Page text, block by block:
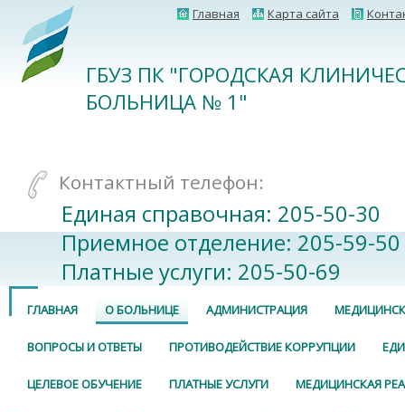
Главная Карта сайта
ГБУЗ ПК "ГОРОДСКАЯ
БОЛЬНИЦА № 1"
Контактный телефон:
Единая справочная: 205-50-30
Приемное отделение: 205-59-50
Платные услуги: 205-50-69
ГЛАВНАЯ О БОЛЬНИЦЕ АДМИНИСТРАЦИЯ
ВОПРОСЫ И ОТВЕТЫ ПРОТИВОДЕЙСТВИЕ КОРРУПЦИИ
ЦЕЛЕВОЕ ОБУЧЕНИЕ ПЛАТНЫЕ УСЛУГИ МЕДИЦИНСКАЯ